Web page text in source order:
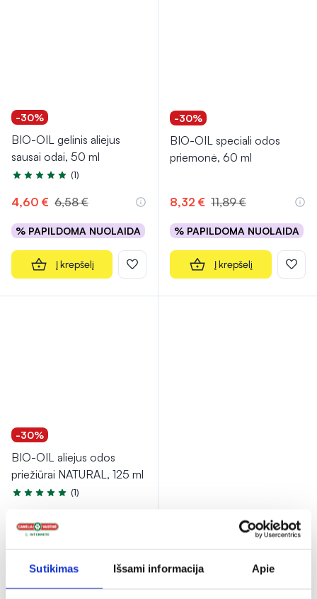
Sutikimas Išsami informacija Apie
-30%
BIO-OIL gelinis aliejus
sausai odai, 50 ml
Įvertinimas 5.0 iš 5
(1)
4,60 € 6,58 €
% PAPILDOMA NUOLAIDA
Į krepšelį
-30%
BIO-OIL speciali odos
priemonė, 60 ml
8,32 € 11,89 €
% PAPILDOMA NUOLAIDA
Į krepšelį
-30%
BIO-OIL aliejus odos
priežiūrai NATURAL, 125 ml
Įvertinimas 5.0 iš 5
(1)
15,25 € 21,79 €